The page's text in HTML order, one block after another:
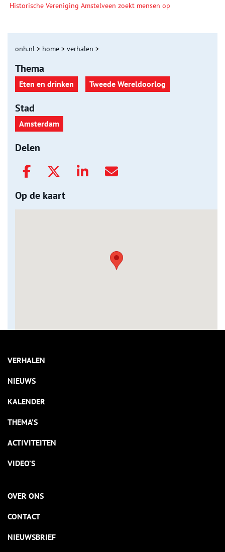
Historische Vereniging Amstelveen zoekt mensen op
onh.nl > home > verhalen >
Thema
Eten en drinken Tweede Wereldoorlog
Stad
Amsterdam
Delen
Op de kaart
VERHALEN
NIEUWS
KALENDER
THEMA’S
ACTIVITEITEN
VIDEO’S
OVER ONS
CONTACT
NIEUWSBRIEF